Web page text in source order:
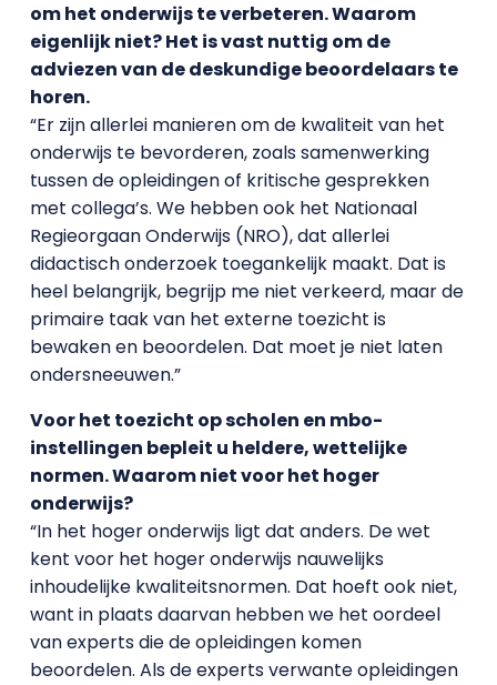
om het onderwijs te verbeteren. Waarom
eigenlijk niet? Het is vast nuttig om de
adviezen van de deskundige beoordelaars te
horen.
“Er zijn allerlei manieren om de kwaliteit van het
onderwijs te bevorderen, zoals samenwerking
tussen de opleidingen of kritische gesprekken
met collega’s. We hebben ook het Nationaal
Regieorgaan Onderwijs (NRO), dat allerlei
didactisch onderzoek toegankelijk maakt. Dat is
heel belangrijk, begrijp me niet verkeerd, maar de
primaire taak van het externe toezicht is
bewaken en beoordelen. Dat moet je niet laten
ondersneeuwen.”
Voor het toezicht op scholen en mbo-
instellingen bepleit u heldere, wettelijke
normen. Waarom niet voor het hoger
onderwijs?
“In het hoger onderwijs ligt dat anders. De wet
kent voor het hoger onderwijs nauwelijks
inhoudelijke kwaliteitsnormen. Dat hoeft ook niet,
want in plaats daarvan hebben we het oordeel
van experts die de opleidingen komen
beoordelen. Als de experts verwante opleidingen